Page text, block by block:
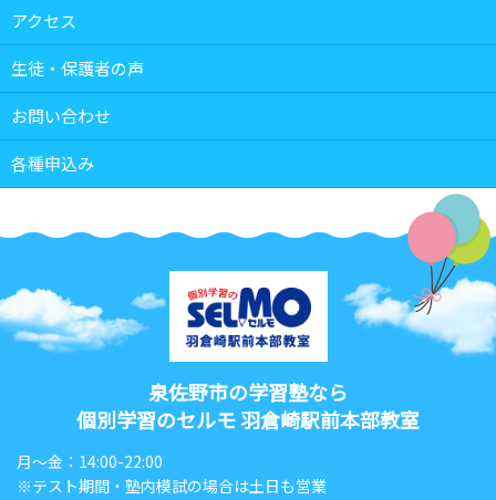
アクセス
生徒・保護者の声
お問い合わせ
各種申込み
泉佐野市の学習塾なら
個別学習のセルモ 羽倉崎駅前本部教室
月〜金：14:00-22:00
※テスト期間・塾内模試の場合は土日も営業